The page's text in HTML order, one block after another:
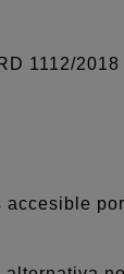
1112/